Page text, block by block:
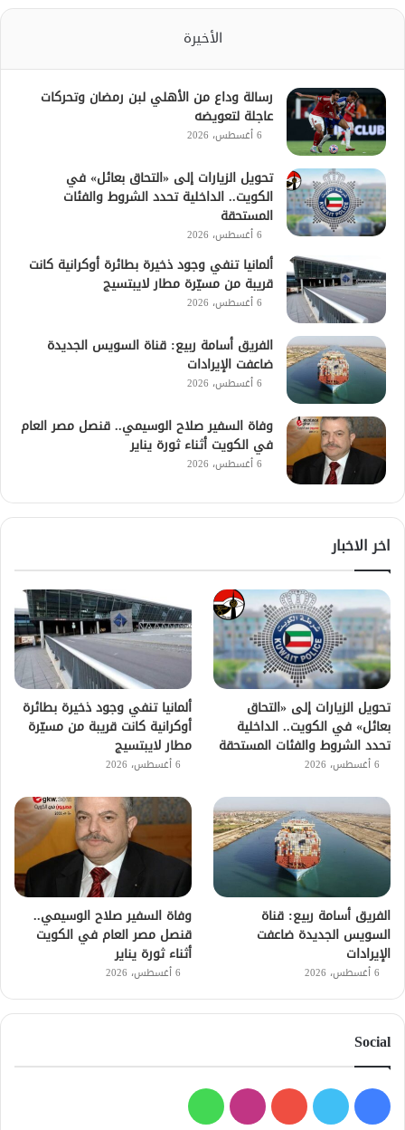
الأخيرة
رسالة وداع من الأهلي لبن رمضان وتحركات
عاجلة لتعويضه
6 أغسطس، 2026
تحويل الزيارات إلى «التحاق بعائل» في
الكويت.. الداخلية تحدد الشروط والفئات
المستحقة
6 أغسطس، 2026
ألمانيا تنفي وجود ذخيرة بطائرة أوكرانية كانت
قريبة من مسيّرة مطار لايبتسيج
6 أغسطس، 2026
الفريق أسامة ربيع: قناة السويس الجديدة
ضاعفت الإيرادات
6 أغسطس، 2026
وفاة السفير صلاح الوسيمي.. قنصل مصر العام
في الكويت أثناء ثورة يناير
6 أغسطس، 2026
اخر الاخبار
تحويل الزيارات إلى «التحاق
بعائل» في الكويت.. الداخلية
تحدد الشروط والفئات المستحقة
6 أغسطس، 2026
ألمانيا تنفي وجود ذخيرة بطائرة
أوكرانية كانت قريبة من مسيّرة
مطار لايبتسيج
6 أغسطس، 2026
الفريق أسامة ربيع: قناة
السويس الجديدة ضاعفت
الإيرادات
6 أغسطس، 2026
وفاة السفير صلاح الوسيمي..
قنصل مصر العام في الكويت
أثناء ثورة يناير
6 أغسطس، 2026
Social
فيسبوك
تويتر يوتيوبانستقرامواتساب